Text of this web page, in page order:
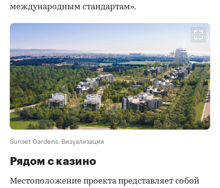
международным стандартам».
Sunset Gardens. Визуализация
Рядом с казино
Местоположение проекта представляет собой